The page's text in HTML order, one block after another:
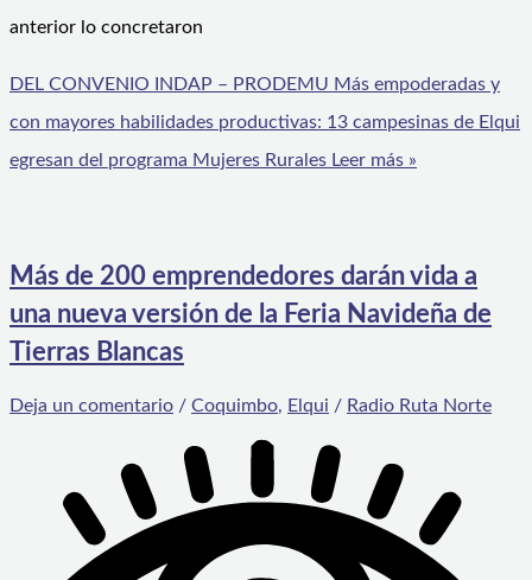
anterior lo concretaron
DEL CONVENIO INDAP – PRODEMU Más empoderadas y
con mayores habilidades productivas: 13 campesinas de Elqui
egresan del programa Mujeres Rurales Leer más »
Más de 200 emprendedores darán vida a
una nueva versión de la Feria Navideña de
Tierras Blancas
Deja un comentario / Coquimbo, Elqui / Radio Ruta Norte